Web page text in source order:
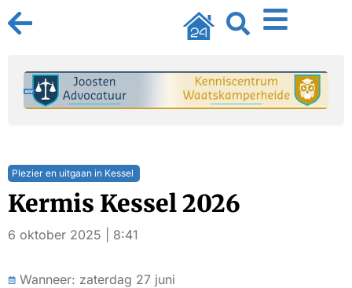
Plezier en uitgaan in Kessel
Kermis Kessel 2026
6 oktober 2025 | 8:41
Wanneer: zaterdag 27 juni